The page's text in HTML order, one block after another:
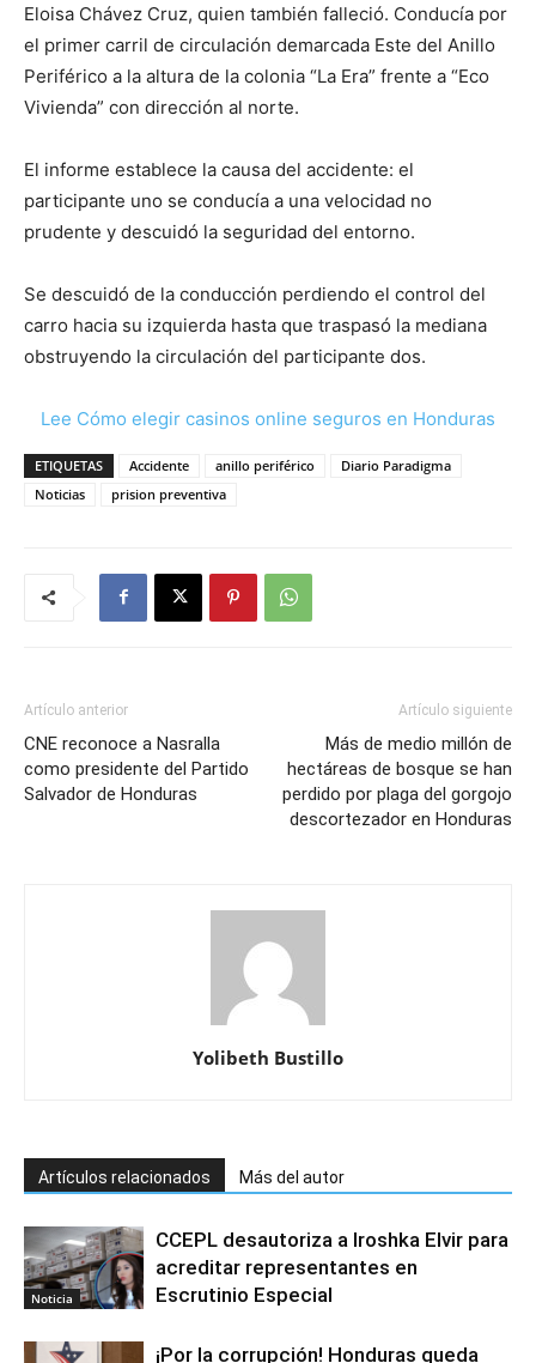
Eloisa Chávez Cruz, quien también falleció. Conducía por
el primer carril de circulación demarcada Este del Anillo
Periférico a la altura de la colonia “La Era” frente a “Eco
Vivienda” con dirección al norte.
El informe establece la causa del accidente: el
participante uno se conducía a una velocidad no
prudente y descuidó la seguridad del entorno.
Se descuidó de la conducción perdiendo el control del
carro hacia su izquierda hasta que traspasó la mediana
obstruyendo la circulación del participante dos.
Lee Cómo elegir casinos online seguros en Honduras
ETIQUETAS Accidente anillo periférico
Diario Paradigma
Noticias
prision preventiva
Artículo anterior
CNE reconoce a Nasralla
como presidente del Partido
Salvador de Honduras
Artículo siguiente
Más de medio millón de
hectáreas de bosque se han
perdido por plaga del gorgojo
descortezador en Honduras
Yolibeth Bustillo
Artículos relacionados Más del autor
Noticia
CCEPL desautoriza a Iroshka Elvir para
acreditar representantes en
Escrutinio Especial
¡Por la corrupción! Honduras queda